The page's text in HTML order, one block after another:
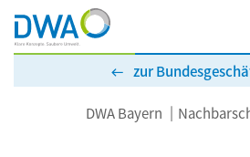
zur
DWA Bayern